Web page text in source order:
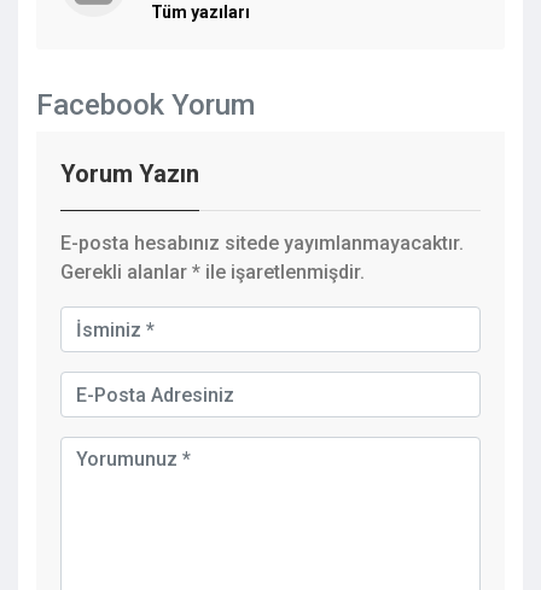
Tüm yazıları
Facebook Yorum
Yorum Yazın
E-posta hesabınız sitede yayımlanmayacaktır.
Gerekli alanlar * ile işaretlenmişdir.